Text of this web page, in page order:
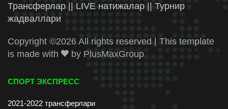
Трансферлар || LIVE натижалар || Турнир
жадваллари
Copyright ©2026 All rights reserved | This template
is made with
by PlusMaxGroup
СПОРТ ЭКСПРЕСС
2021-2022 трансферлари